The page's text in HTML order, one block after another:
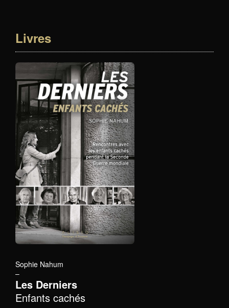
Livres
Sophie Nahum
–
Les Derniers
Enfants cachés